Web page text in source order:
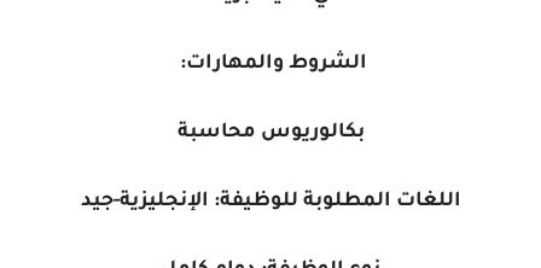
الشروط والمهارات:
بكالوريوس محاسبة
اللغات المطلوبة للوظيفة: الإنجليزية-جيد